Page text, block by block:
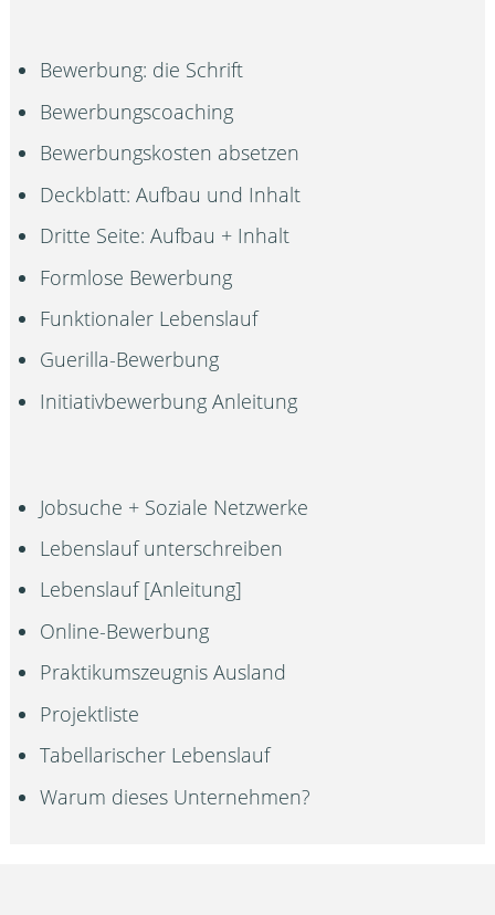
Bewerbung: die Schrift
Bewerbungscoaching
Bewerbungskosten absetzen
Deckblatt: Aufbau und Inhalt
Dritte Seite: Aufbau + Inhalt
Formlose Bewerbung
Funktionaler Lebenslauf
Guerilla-Bewerbung
Initiativbewerbung Anleitung
Jobsuche + Soziale Netzwerke
Lebenslauf unterschreiben
Lebenslauf [Anleitung]
Online-Bewerbung
Praktikumszeugnis Ausland
Projektliste
Tabellarischer Lebenslauf
Warum dieses Unternehmen?